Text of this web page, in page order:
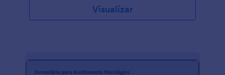
Visualizar